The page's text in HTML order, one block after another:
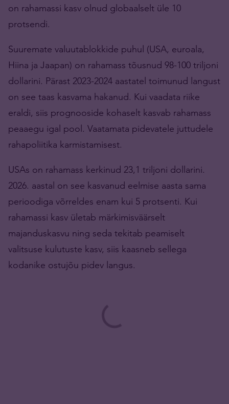
on rahamassi kasv olnud globaalselt üle 10
protsendi.
Suuremate valuutablokkide puhul (USA, euroala,
Hiina ja Jaapan) on rahamass tõusnud 98-100 triljoni
dollarini. Pärast 2023-2024 aastatel toimunud langust
on see taas kasvama hakanud. Kui vaadata riike
eraldi, siis prognooside kohaselt kasvab rahamass
peaaegu igal pool. Vaatamata pidevatele juttudele
rahapoliitika karmistamisest.
USAs on rahamass kerkinud 23,1 triljoni dollarini.
2026. aastal on see kasvanud eelmise aasta sama
perioodiga võrreldes enam kui 5 protsenti. Kui
rahamassi kasv ületab märkimisväärselt
majanduskasvu ning seda tekitab peamiselt
valitsuse kulutuste kasv, siis kaasneb sellega
kodanike ostujõu pidev langus.